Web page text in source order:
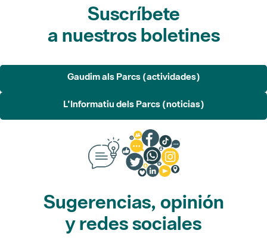
Suscríbete
a nuestros boletines
Gaudim als Parcs (actividades)
L'Informatiu dels Parcs (noticias)
Sugerencias, opinión
y redes sociales